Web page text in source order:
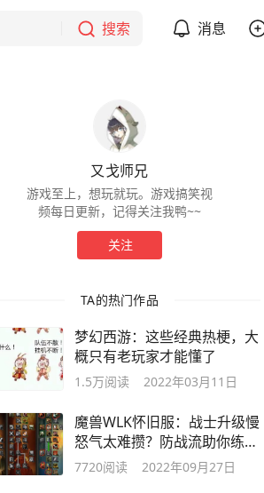
搜索 消息
又戈师兄
游戏至上，想玩就玩。游戏搞笑视
频每日更新，记得关注我鸭~~
关注
TA的热门作品
梦幻西游：这些经典热梗，大
概只有老玩家才能懂了
1.5万阅读 2022年03月11日
魔兽WLK怀旧服：战士升级慢
怒气太难攒？防战流助你练级
一路绿灯
7720阅读 2022年09月27日